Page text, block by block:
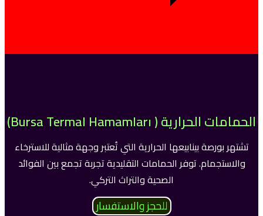
الحمامات الحرارية ( Bursa Termal Hamamları)
تشتهر بورصة بينابيعها الحرارية التي تُعتبر وجهة مثالية للاسترخاء
والاستجمام. توفر الحمامات التقليدية تجربة تجمع بين الفوائد
الصحية والتراث التركي.
للحجز والاستفسار